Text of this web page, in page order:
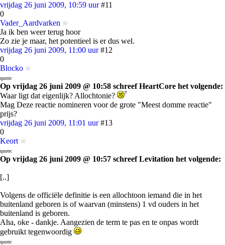
vrijdag 26 juni 2009, 10:59 uur #11
0
Vader_Aardvarken
Ja ik ben weer terug hoor
Zo zie je maar, het potentieel is er dus wel.
vrijdag 26 juni 2009, 11:00 uur #12
0
Blocko
quote:
Op vrijdag 26 juni 2009 @ 10:58 schreef HeartCore het volgende:
Waar ligt dat eigenlijk? Allochtonie?
Mag Deze reactie nomineren voor de grote "Meest domme reactie"
prijs?
vrijdag 26 juni 2009, 11:01 uur #13
0
Keort
quote:
Op vrijdag 26 juni 2009 @ 10:57 schreef Levitation het volgende:
[..]
Volgens de officiële definitie is een allochtoon iemand die in het
buitenland geboren is of waarvan (minstens) 1 vd ouders in het
buitenland is geboren.
Aha, oke - dankje. Aangezien de term te pas en te onpas wordt
gebruikt tegenwoordig
quote: